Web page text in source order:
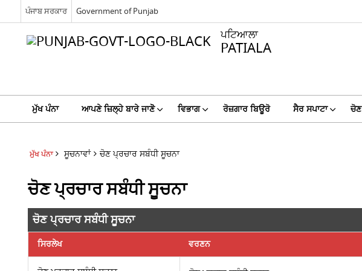
ਪੰਜਾਬ ਸਰਕਾਰ Government of Punjab
ਪਟਿਆਲਾ
PATIALA
ਮੁੱਖ ਪੰਨਾ ਆਪਣੇ ਜ਼ਿਲ੍ਹੇ ਬਾਰੇ ਜਾਣੋੋ ਵਿਭਾਗ ਰੋਜ਼ਗਾਰ ਬਿਊਰੋ ਸੈਰ ਸਪਾਟਾ ਚੋਣ
ਮੁੱਖ ਪੰਨਾ ਸੂਚਨਾਵਾਂ ਚੋਣ ਪ੍ਰਚਾਰ ਸਬੰਧੀ ਸੂਚਨਾ
ਚੋਣ ਪ੍ਰਚਾਰ ਸਬੰਧੀ ਸੂਚਨਾ
ਚੋਣ ਪ੍ਰਚਾਰ ਸਬੰਧੀ ਸੂਚਨਾ
ਸਿਰਲੇਖ ਵਰਣਨ